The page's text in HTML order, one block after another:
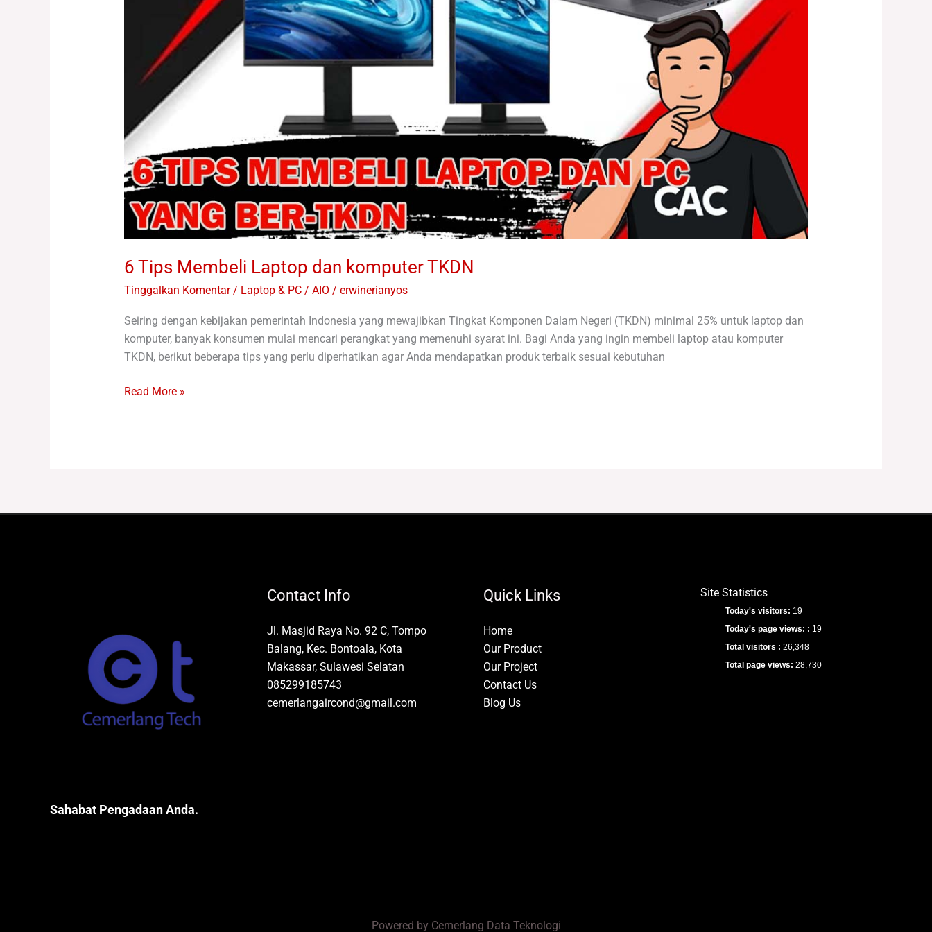
6 Tips Membeli Laptop dan komputer TKDN
Tinggalkan Komentar / Laptop & PC / AIO / erwinerianyos
Seiring dengan kebijakan pemerintah Indonesia yang mewajibkan Tingkat Komponen Dalam Negeri (TKDN) minimal 25% untuk laptop dan
komputer, banyak konsumen mulai mencari perangkat yang memenuhi syarat ini. Bagi Anda yang ingin membeli laptop atau komputer
TKDN, berikut beberapa tips yang perlu diperhatikan agar Anda mendapatkan produk terbaik sesuai kebutuhan
Read More »
Sahabat Pengadaan Anda.
Contact Info
Jl. Masjid Raya No. 92 C, Tompo
Balang, Kec. Bontoala, Kota
Makassar, Sulawesi Selatan
085299185743
cemerlangaircond@gmail.com
Quick Links
Home
Our Product
Our Project
Contact Us
Blog Us
Site Statistics
Today's visitors: 19
Today's page views: : 19
Total visitors : 26,348
Total page views: 28,730
Powered by Cemerlang Data Teknologi